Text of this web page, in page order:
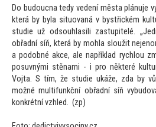
Do budoucna tedy vedení města plánuje
která by byla situovaná v bystřickém
studie už odsouhlasili zastupitelé.
obřadní síň, která by mohla sloužit
a podobné akce, ale například rychlou
posuvnými stěnami - i pro některé
Vojta. S tím, že studie ukáže, zda by
možné multifunkční obřadní síň
konkrétní vzhled. (zp)